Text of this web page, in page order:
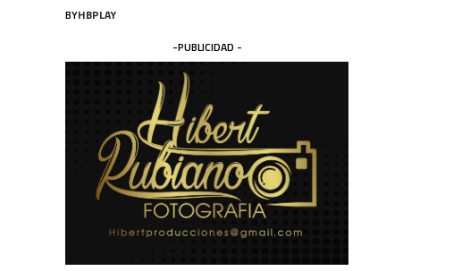
BYHBPLAY
-PUBLICIDAD -